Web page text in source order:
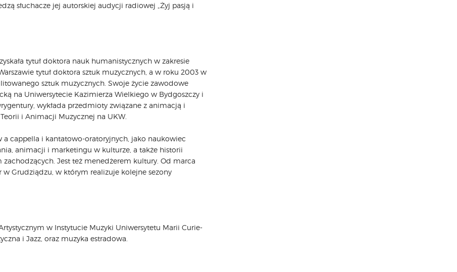
słuchacze jej autorskiej audycji radiowej „Żyj pasją i
tytuł doktora nauk humanistycznych w zakresie
tytuł doktora sztuk muzycznych, a w roku 2003 w
sztuk muzycznych. Swoje życie zawodowe
na Uniwersytecie Kazimierza Wielkiego w Bydgoszczy i
wykłada przedmioty związane z animacją i
i Animacji Muzycznej na UKW.
cappella i kantatowo-oratoryjnych, jako naukowiec
animacji i marketingu w kulturze, a także historii
Jest też menedżerem kultury. Od marca
Grudziądzu, w którym realizuje kolejne sezony
w Instytucie Muzyki Uniwersytetu Marii Curie-
i Jazz, oraz muzyka estradowa.